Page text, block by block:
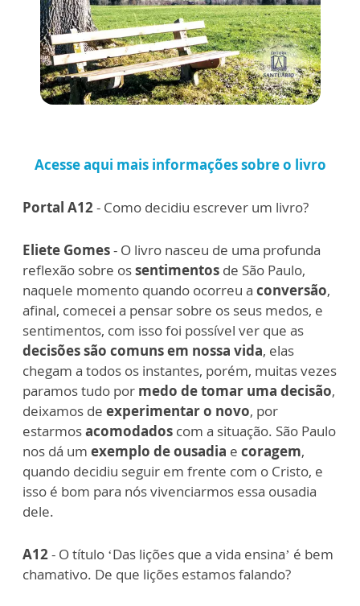
Acesse aqui mais informações sobre o livro
Portal A12- Como decidiu escrever um livro?
Eliete Gomes- O livro nasceu de uma profunda
reflexão sobre ossentimentos de São Paulo,
naquele momento quando ocorreu a conversão,
afinal, comecei a pensar sobre os seus medos, e
sentimentos, com isso foi possível ver que as
decisões são comuns em nossa vida, elas
chegam a todos os instantes, porém, muitas vezes
paramos tudo por medo de tomar uma decisão,
deixamos de experimentar o novo, por
estarmosacomodados com a situação. São Paulo
nos dá um exemplo de ousadia e coragem,
quando decidiu seguir em frente com o Cristo, e
isso é bom para nós vivenciarmos essa ousadia
dele.
A12- O título ‘Das lições que a vida ensina’ é bem
chamativo. De que lições estamos falando?